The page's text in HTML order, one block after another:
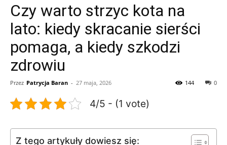
Czy warto strzyc kota na
lato: kiedy skracanie sierści
pomaga, a kiedy szkodzi
zdrowiu
Przez Patrycja Baran - 27 maja, 2026 0
144
4/5 - (1 vote)
Z tego artykuły dowiesz się: